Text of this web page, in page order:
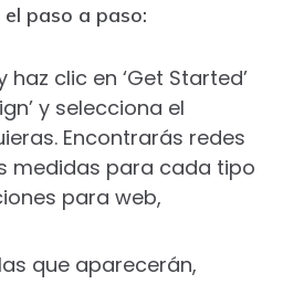
paso a paso:
clic en ‘Get Started’
y selecciona el
Encontrarás redes
medidas para cada tipo
para web,
que aparecerán,